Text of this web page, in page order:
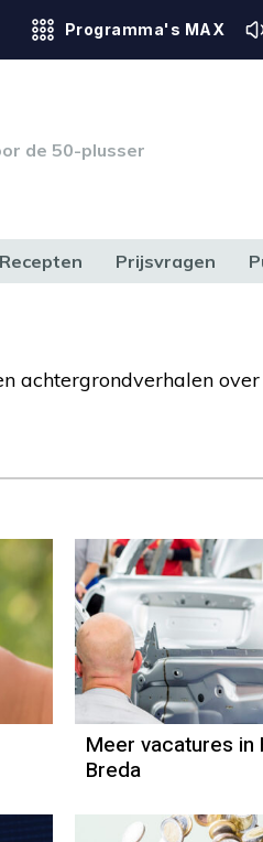
Programma's MAX
de 50-plusser
Recepten Prijsvragen
achtergrondverhalen
Meer vacatures in
Breda